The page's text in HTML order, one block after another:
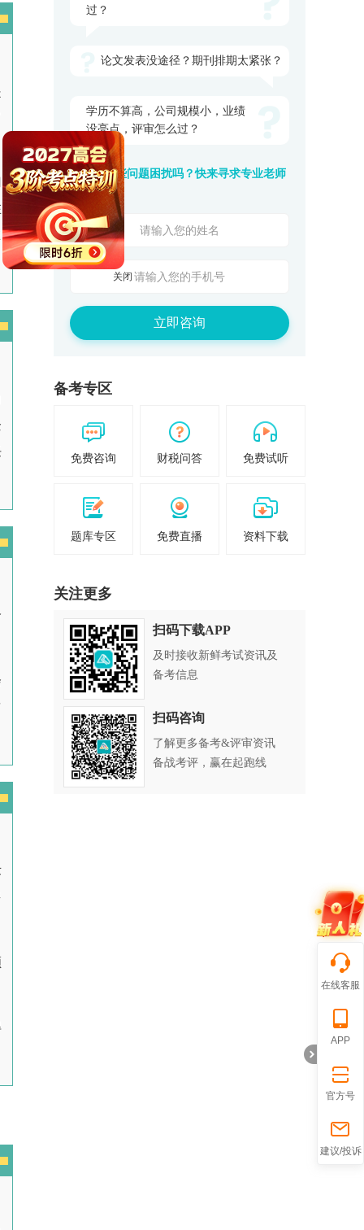
过？
论文发表没途径？期刊排期太紧张？
学历不算高，公司规模小，业绩
没亮点，评审怎么过？
还在被这些问题困扰吗？快来寻求专业老师
的帮助吧！
立即咨询
备考专区
免费咨询 财税问答 免费试听
题库专区 免费直播 资料下载
关注更多
扫码下载APP
及时接收新鲜考试资讯及
备考信息
扫码咨询
了解更多备考&评审资讯
备战考评，赢在起跑线
在线客服
APP
官方号
建议/投诉
关闭